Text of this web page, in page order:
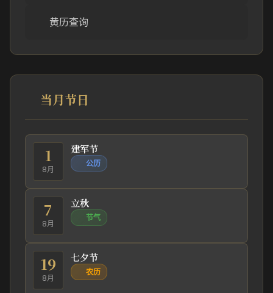
黄历查询
当月节日
1
8月
建军节
公历
7
8月
立秋
节气
19
8月
七夕节
农历